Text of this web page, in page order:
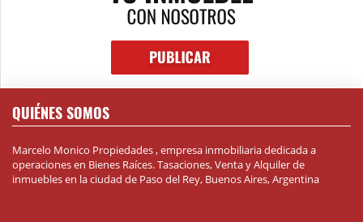
QUIÉNES SOMOS
Marcelo Monico Propiedades , empresa inmobiliaria dedicada a
operaciones en Bienes Raíces. Tasaciones, Venta y Alquiler de
inmuebles en la ciudad de Paso del Rey, Buenos Aires, Argentina